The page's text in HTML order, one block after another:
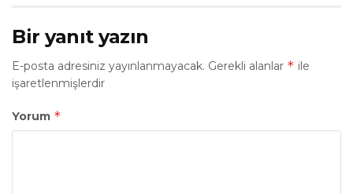
Bir yanıt yazın
E-posta adresiniz yayınlanmayacak. Gerekli alanlar * ile
işaretlenmişlerdir
Yorum *